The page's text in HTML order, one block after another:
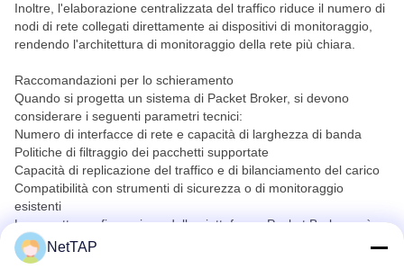
Inoltre, l'elaborazione centralizzata del traffico riduce il numero di
nodi di rete collegati direttamente ai dispositivi di monitoraggio,
rendendo l'architettura di monitoraggio della rete più chiara.
Raccomandazioni per lo schieramento
Quando si progetta un sistema di Packet Broker, si devono
considerare i seguenti parametri tecnici:
Numero di interfacce di rete e capacità di larghezza di banda
Politiche di filtraggio dei pacchetti supportate
Capacità di replicazione del traffico e di bilanciamento del carico
Compatibilità con strumenti di sicurezza o di monitoraggio
esistenti
La corretta configurazione della piattaforma Packet Broker può
aiutare le imprese a costruire un sistema di monitoraggio più
efficiente in ambienti di rete complessi.
NetTAP